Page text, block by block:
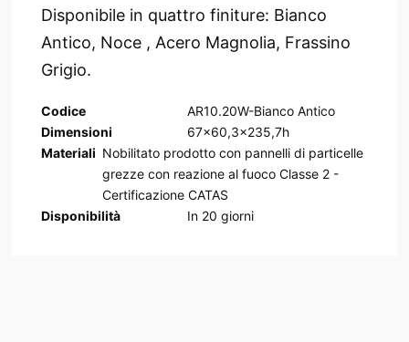
Disponibile in quattro finiture: Bianco
Antico, Noce , Acero Magnolia, Frassino
Grigio.
Codice
AR10.20W-Bianco Antico
Dimensioni
67x60,3x235,7h
Materiali Nobilitato prodotto con pannelli di particelle
grezze con reazione al fuoco Classe 2 -
Certificazione CATAS
Disponibilità
In 20 giorni